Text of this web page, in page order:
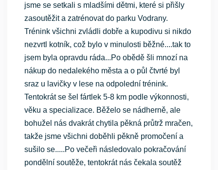
jsme se setkali s mladšími dětmi, které si přišly
zasoutěžit a zatrénovat do parku Vodrany.
Trénink všichni zvládli dobře a kupodivu si nikdo
nezvrtl kotník, což bylo v minulosti běžné....tak to
jsem byla opravdu ráda...Po obědě šli mnozí na
nákup do nedalekého města a o půl čtvrté byl
sraz u lavičky v lese na odpolední trénink.
Tentokrát se šel fártlek 5-8 km podle výkonnosti,
věku a specializace. Běželo se nádherně, ale
bohužel nás dvakrát chytila pěkná průtrž mračen,
takže jsme všichni doběhli pěkně promočení a
sušilo se.....Po večeři následovalo pokračování
pondělní soutěže, tentokrát nás čekala soutěž